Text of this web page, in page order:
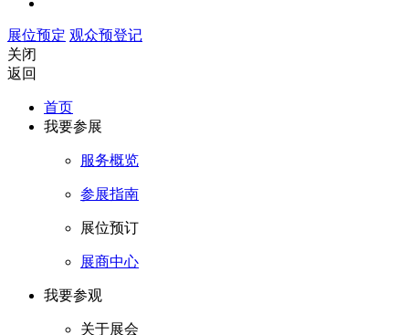
展位预定 观众预登记
关闭
返回
首页
我要参展
服务概览
参展指南
展位预订
展商中心
我要参观
关于展会